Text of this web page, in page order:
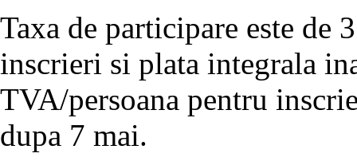
Taxa de participare este de
inscrieri si plata integrala
TVA/persoana pentru
dupa 7 mai.